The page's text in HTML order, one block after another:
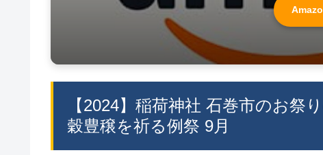
【2024】稲荷神社 石巻市のお祭
穀豊穣を祈る例祭 9月